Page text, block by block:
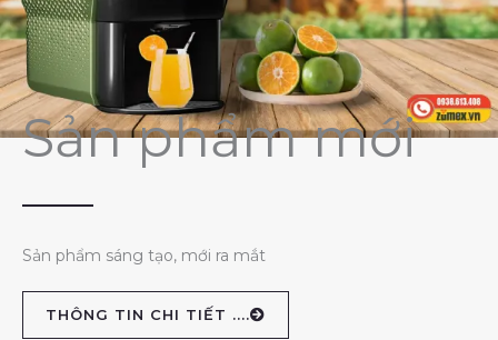
Sản phẩm mới
Sản phẩm sáng tạo, mới ra mắt
THÔNG TIN CHI TIẾT ....